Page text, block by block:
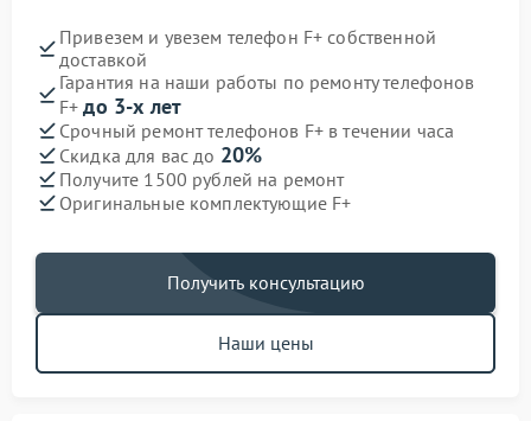
Привезем и увезем телефон F+ собственной
доставкой
Гарантия на наши работы по ремонту телефонов
F+до 3-х лет
Срочный ремонт телефонов F+ в течении часа
Скидка для вас до 20%
Получите 1500 рублей на ремонт
Оригинальные комплектующие F+
Получить консультацию
Наши цены